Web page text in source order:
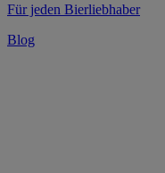
Für jeden Bierliebhaber
Blog